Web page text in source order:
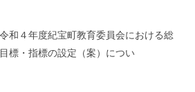
和４年度紀宝町教育委員会における総
標・指標の設定（案）につい